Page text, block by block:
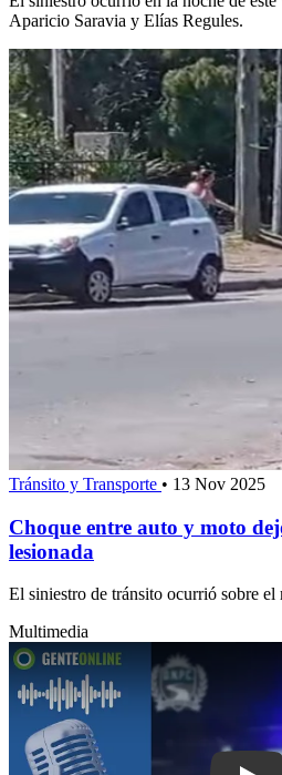
Aparicio Saravia y Elías Regules.
Tránsito y Transporte • 13 Nov 2025
Choque entre auto y moto
lesionada
El siniestro de tránsito ocurrió sobre el
Multimedia